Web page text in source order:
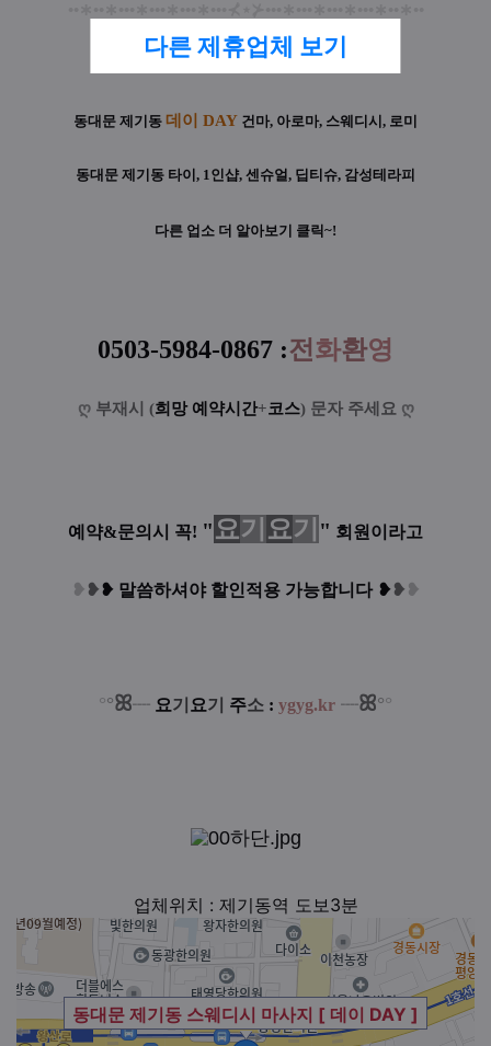
다른 제휴업체 보기
동대문 제기동 데이 DAY 건마, 아로마, 스웨디시, 로미
동대문 제기동 타이, 1인샵, 센슈얼, 딥티슈, 감성테라피
다른 업소 더 알아보기 클릭~!
0503-5984-0867 :전화환영
ღ 부재시 (희망 예약시간+코스) 문자 주세요 ღ
예약&문의시 꼭! "요기 요기 " 회원이라고
❥ ❥❥ 말씀하셔야 할인적용 가능합니다 ❥❥ ❥
°°ꕤ┈ 요기 요기 주소 : ygyg.kr ┈ꕤ°°
업체위치 : 제기동역 도보3분
동대문 제기동 스웨디시 마사지 [ 데이 DAY ]